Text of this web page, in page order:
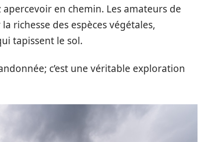
en chemin. Les amateurs de
richesse des espèces végétales,
tapissent le sol.
c’est une véritable exploration